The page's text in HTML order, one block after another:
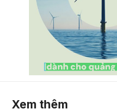
Xem thêm